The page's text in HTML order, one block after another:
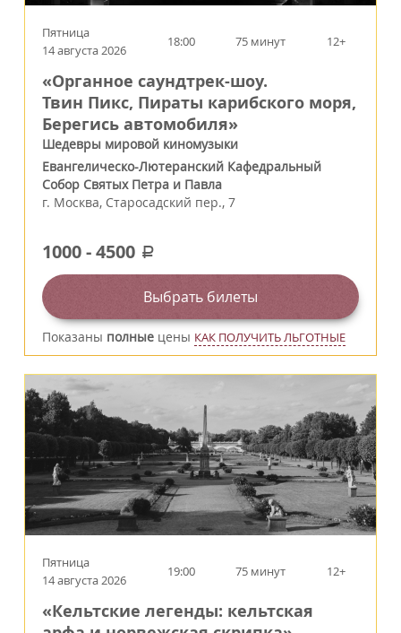
Пятница
14 августа 2026
18:00 75 минут 12+
«Органное саундтрек-шоу.
Твин Пикс, Пираты карибского моря,
Берегись автомобиля»
Шедевры мировой киномузыки
Евангелическо-Лютеранский Кафедральный
Собор Святых Петра и Павла
г. Москва, Старосадский пер., 7
1000-4500 a
Выбрать билеты
Показаны полные цены КАК ПОЛУЧИТЬ ЛЬГОТНЫЕ
Пятница
14 августа 2026
19:00 75 минут 12+
«Кельтские легенды: кельтская